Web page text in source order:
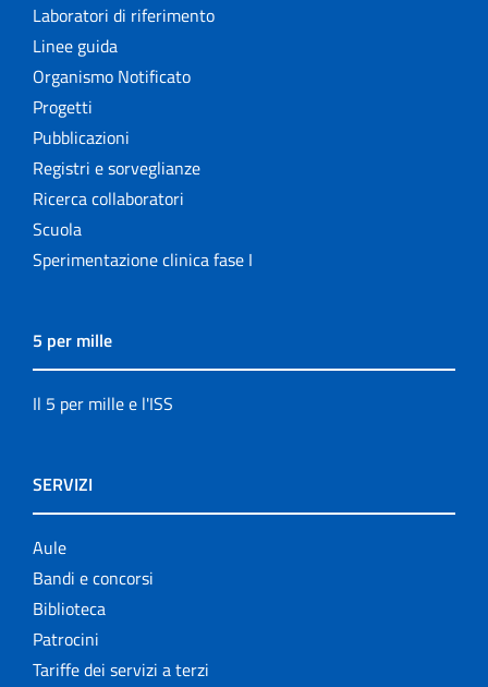
Laboratori di riferimento
Linee guida
Organismo Notificato
Progetti
Pubblicazioni
Registri e sorveglianze
Ricerca collaboratori
Scuola
Sperimentazione clinica fase I
5 per mille
Il 5 per mille e l'ISS
SERVIZI
Aule
Bandi e concorsi
Biblioteca
Patrocini
Tariffe dei servizi a terzi